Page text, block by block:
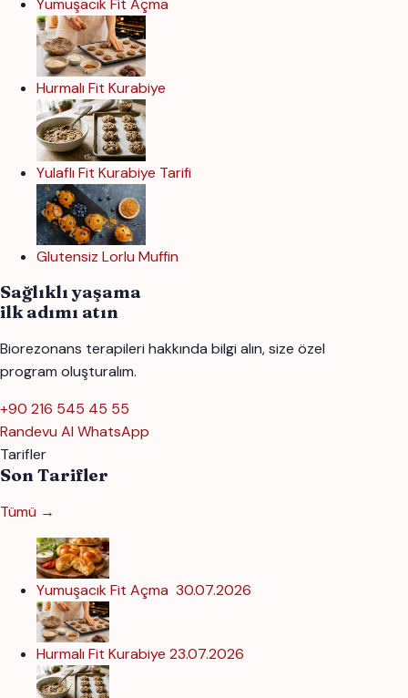
Hurmalı Fit Kurabiye
Yulaflı Fit Kurabiye Tarifi
Glutensiz Lorlu Muffin
Sağlıklı yaşama
ilk adımı atın
Biorezonans terapileri hakkında bilgi alın, size özel
program oluşturalım.
+90 216 545 45 55
Randevu Al WhatsApp
Tarifler
Son Tarifler
Tümü →
Yumuşacık Fit Açma 30.07.2026
Hurmalı Fit Kurabiye 23.07.2026